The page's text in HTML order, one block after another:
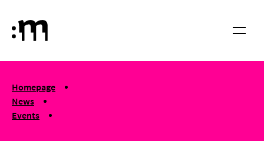
Cologne University of Music and Dance Menu
You are here:
Homepage
News
Events
Into the City – Circus Dance Practices #1